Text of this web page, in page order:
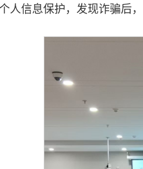
人信息保护，发现诈骗后